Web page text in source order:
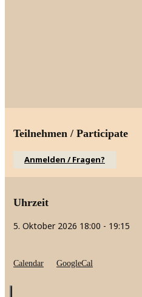
Teilnehmen / Participate
Anmelden / Fragen?
Uhrzeit
5. Oktober 2026 18:00 - 19:15
Calendar GoogleCal